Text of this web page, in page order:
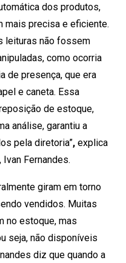
dos produtos,
mais precisa e eficiente.
leituras não fossem
como ocorria
de presença, que era
e caneta. Essa
de estoque,
análise, garantiu a
pela diretoria”, explica
Ivan Fernandes.
giram em torno
vendidos. Muitas
no estoque, mas
seja, não disponíveis
diz que quando a